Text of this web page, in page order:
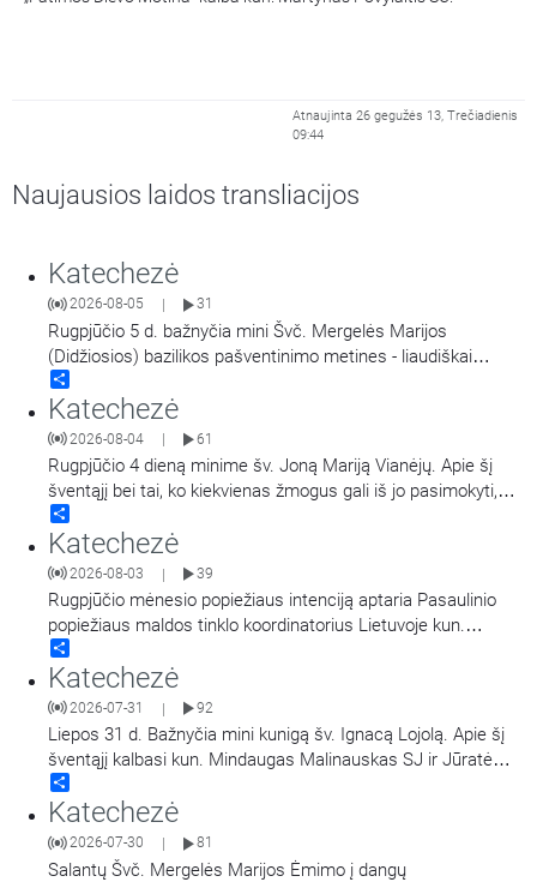
Atnaujinta 26 gegužės 13, Trečiadienis
09:44
Naujausios laidos transliacijos
Katechezė
2026-08-05 31
Rugpjūčio 5 d. bažnyčia mini Švč. Mergelės Marijos
(Didžiosios) bazilikos pašventinimo metines - liaudiškai
vadinamą Marijos Snieginės švente. Šiluvos Švč. Mergelės
Marijos Gimimo bazilika, popiežiaus Pranciškaus sprendimu
yra paskelbta dvasine Marijos Didžiosios bazilikos dukterimi,
turint teisę teikti visas dvasines Romos šventovės
…
Katechezė
2026-08-04 61
Rugpjūčio 4 dieną minime šv. Joną Mariją Vianėjų. Apie šį
šventąjį bei tai, ko kiekvienas žmogus gali iš jo pasimokyti,
kalba kun. dr. Nerijus Pipiras.
Katechezė
2026-08-03 | 39
Rugpjūčio mėnesio popiežiaus intenciją aptaria Pasaulinio
popiežiaus maldos tinklo koordinatorius Lietuvoje kun.
Mindaugas Malinauskas SJ. Kalbina Aistė Ivanovaitė-
Petraitienė.
Katechezė
2026-07-31 | 92
Liepos 31 d. Bažnyčia mini kunigą šv. Ignacą Lojolą. Apie šį
šventąjį kalbasi kun. Mindaugas Malinauskas SJ ir Jūratė
Bieliauskaitė.
Katechezė
2026-07-30 81
Salantų Švč. Mergelės Marijos Ėmimo į dangų